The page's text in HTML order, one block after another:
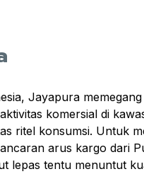
Jayapura
komersial di
ritel konsumsi. Untuk
arus kargo dari
tentu menuntut